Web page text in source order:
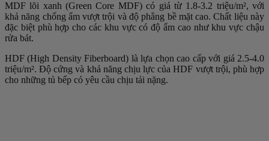
MDF lõi xanh (Green Core MDF) có giá từ 1.8-3.2 triệu/m², với
khả năng chống ẩm vượt trội và độ phẳng bề mặt cao. Chất liệu này
đặc biệt phù hợp cho các khu vực có độ ẩm cao như khu vực chậu
rửa bát.
HDF (High Density Fiberboard) là lựa chọn cao cấp với giá 2.5-4.0
triệu/m². Độ cứng và khả năng chịu lực của HDF vượt trội, phù hợp
cho những tủ bếp có yêu cầu chịu tải nặng.